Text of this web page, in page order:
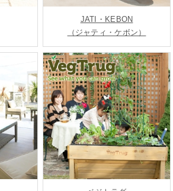
JATI・KEBON
（ジャティ・ケボン）